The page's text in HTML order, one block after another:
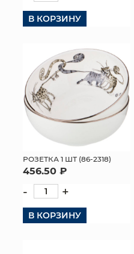
В КОРЗИНУ
РОЗЕТКА 1 ШТ (86-2318)
456.50 ₽
- +
В КОРЗИНУ